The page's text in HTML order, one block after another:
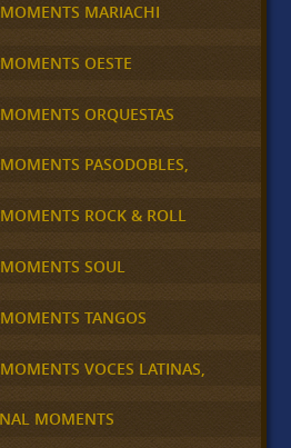
MARIACHI
OESTE
ORQUESTAS
PASODOBLES,
ROCK & ROLL
SOUL
TANGOS
VOCES LATINAS,
MOMENTS